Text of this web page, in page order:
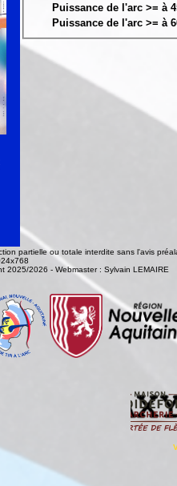
Puissance de l'arc >= à
Puissance de l'arc >= à
partielle ou totale interdite sans l'avis
2025/2026 - Webmaster : Sylvain LEMAIRE